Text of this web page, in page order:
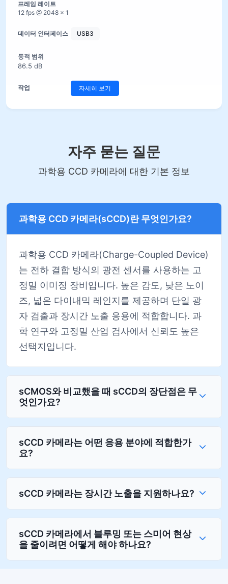
12 fps @ 2048 × 1
USB3
86.5 dB
자세히 보기
자주 묻는 질문
과학용 CCD 카메라에 대한 기본 정보
과학용 CCD 카메라(sCCD)란 무엇인가요?
과학용 CCD 카메라(Charge-Coupled Device)
는 전하 결합 방식의 광전 센서를 사용하는 고
정밀 이미징 장비입니다. 높은 감도, 낮은 노이
즈, 넓은 다이내믹 레인지를 제공하며 단일 광
자 검출과 장시간 노출 응용에 적합합니다. 과
학 연구와 고정밀 산업 검사에서 신뢰도 높은
선택지입니다.
sCMOS와 비교했을 때 sCCD의 장단점은 무
엇인가요?
sCCD 카메라는 어떤 응용 분야에 적합한가
요?
sCCD 카메라는 장시간 노출을 지원하나요?
sCCD 카메라에서 블루밍 또는 스미어 현상
을 줄이려면 어떻게 해야 하나요?